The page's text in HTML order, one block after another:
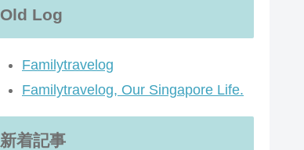
Old Log
Familytravelog
Familytravelog, Our Singapore Life.
新着記事